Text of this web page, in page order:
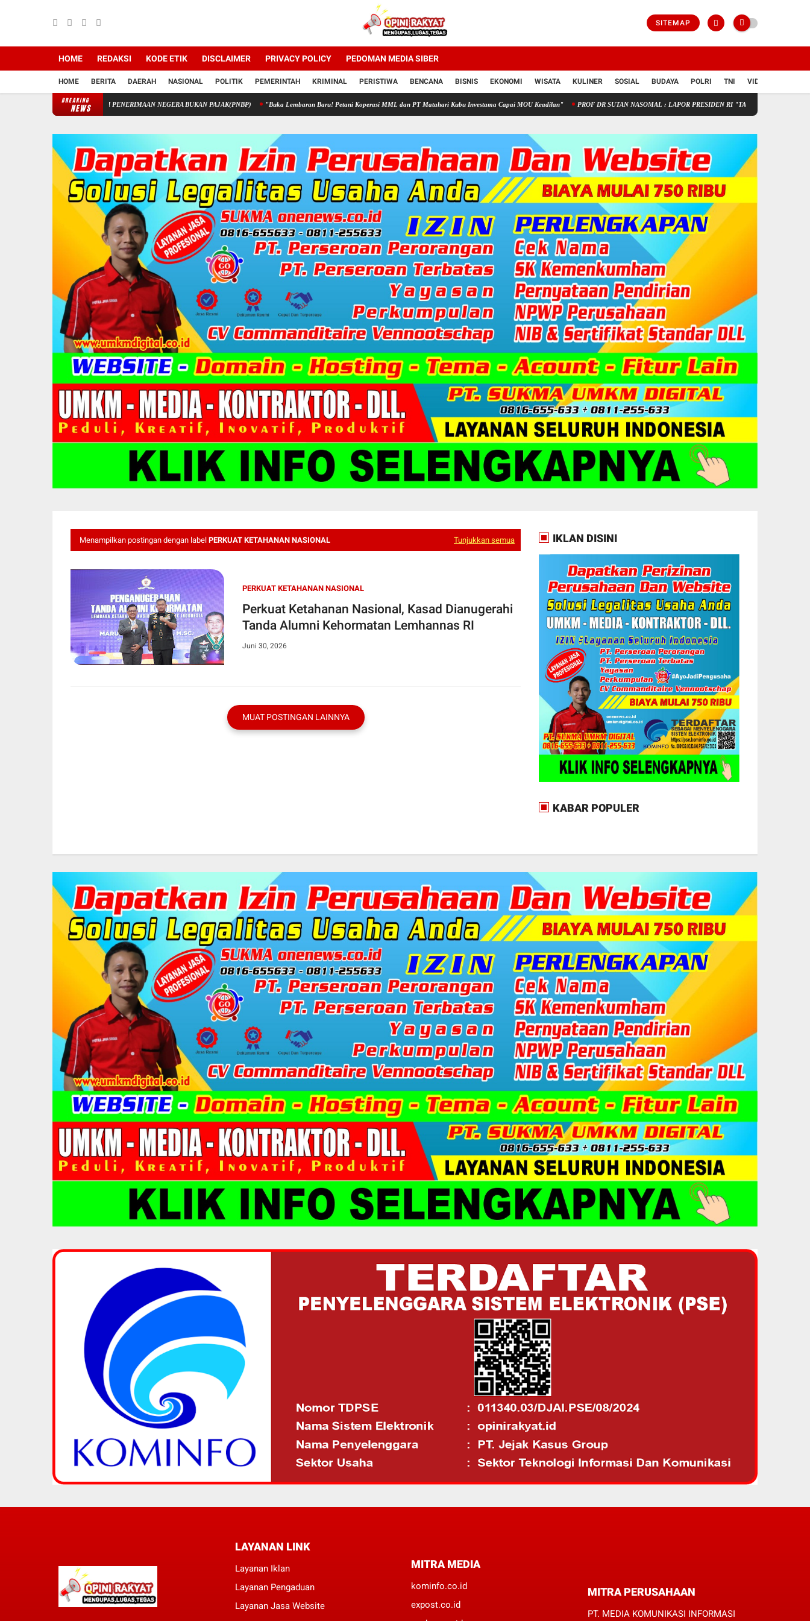
SITEMAP
HOME REDAKSI KODE ETIK DISCLAIMER PRIVACY POLICY PEDOMAN MEDIA SIBER
HOME BERITA DAERAH NASIONAL POLITIK PEMERINTAH KRIMINAL PERISTIWA BENCANA BISNIS EKONOMI WISATA KULINER SOSIAL BUDAYA POLRI TNI VIDIO
BREAKING
NEWS
STIK MELALUI PENERIMAAN NEGERA BUKAN PAJAK(PNBP) "Buka Lembaran Baru! Petani Koperasi MML dan PT Matahari Kubu Investama Capai MOU Keadilan" PROF DR SUTAN NASOMAL : LAPOR PRESIDEN RI "TANGISAN PEDAGANG KECIL
Menampilkan postingan dengan label PERKUAT KETAHANAN NASIONAL Tunjukkan semua
PERKUAT KETAHANAN NASIONAL
Perkuat Ketahanan Nasional, Kasad Dianugerahi
Tanda Alumni Kehormatan Lemhannas RI
Juni 30, 2026
MUAT POSTINGAN LAINNYA
IKLAN DISINI
KABAR POPULER
LAYANAN LINK
Layanan Iklan
Layanan Pengaduan
Layanan Jasa Website
MITRA MEDIA
kominfo.co.id
expost.co.id
MITRA PERUSAHAAN
PT. MEDIA KOMUNIKASI INFORMASI